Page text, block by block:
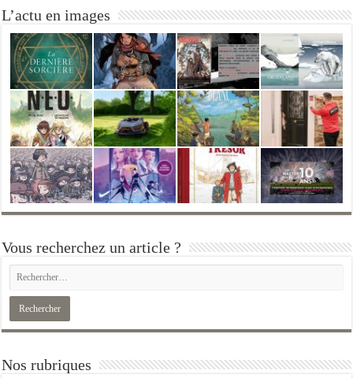
L’actu en images
Vous recherchez un article ?
Nos rubriques